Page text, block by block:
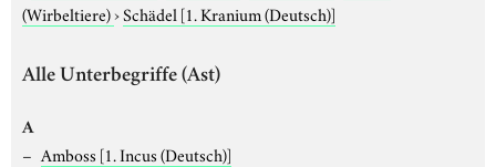
(Wirbeltiere)›Schädel [1. Kranium (Deutsch)]
Alle Unterbegriffe (Ast)
A
Amboss [1. Incus (Deutsch)]